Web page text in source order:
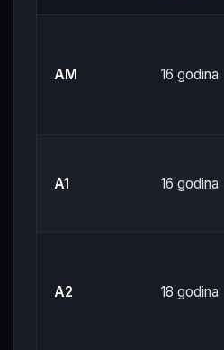
AM 16 godina
A1 16 godina
A2 18 godina